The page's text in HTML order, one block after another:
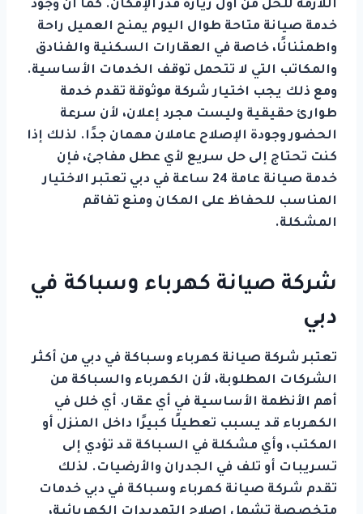
اللازمة للحل من أول زيارة قدر الإمكان. كما أن وجود
خدمة صيانة متاحة طوال اليوم يمنح العميل راحة
واطمئنانًا، خاصة في العقارات السكنية والفنادق
والمكاتب التي لا تتحمل توقف الخدمات الأساسية.
ومع ذلك يجب اختيار شركة موثوقة تقدم خدمة
طوارئ حقيقية وليست مجرد إعلان، لأن سرعة
الحضور وجودة الإصلاح عاملان مهمان جدًا. لذلك إذا
كنت تحتاج إلى حل سريع لأي عطل مفاجئ، فإن
خدمة صيانة عامة 24 ساعة في دبي تعتبر الاختيار
المناسب للحفاظ على المكان ومنع تفاقم
المشكلة.
شركة صيانة كهرباء وسباكة في
دبي
تعتبر شركة صيانة كهرباء وسباكة في دبي من أكثر
الشركات المطلوبة، لأن الكهرباء والسباكة من
أهم الأنظمة الأساسية في أي عقار. أي خلل في
الكهرباء قد يسبب تعطيلًا كبيرًا داخل المنزل أو
المكتب، وأي مشكلة في السباكة قد تؤدي إلى
تسريبات أو تلف في الجدران والأرضيات. لذلك
تقدم شركة صيانة كهرباء وسباكة في دبي خدمات